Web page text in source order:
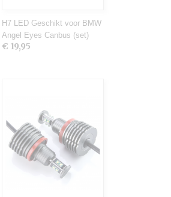
H7 LED Geschikt voor BMW
Angel Eyes Canbus (set)
€ 19,95